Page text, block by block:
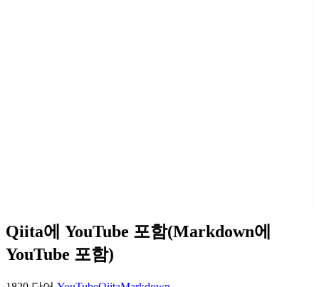
Qiita에 YouTube 포함(Markdown에
YouTube 포함)